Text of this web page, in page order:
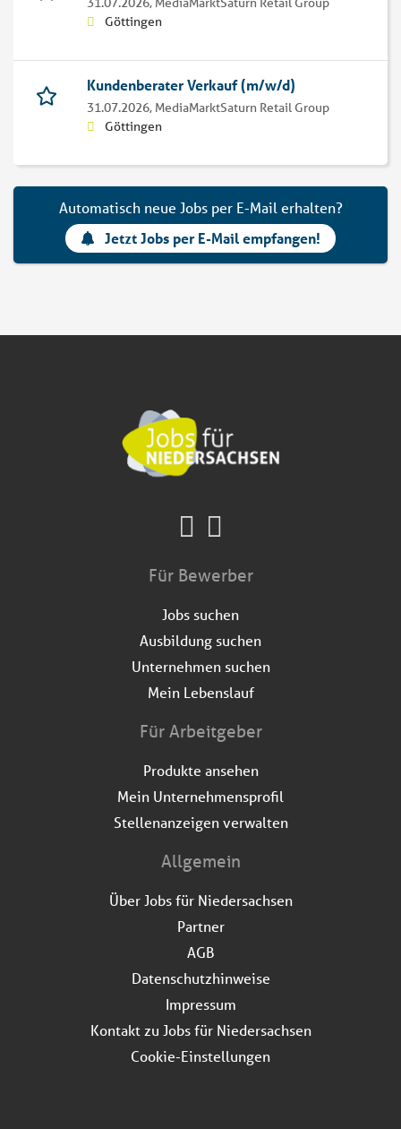
Göttingen
Kundenberater Verkauf (m/w/d)
31.07.2026, MediaMarktSaturn Retail Group
Göttingen
Automatisch neue Jobs per E-Mail erhalten?
Jetzt Jobs per E-Mail empfangen!
Für Bewerber
Jobs suchen
Ausbildung suchen
Unternehmen suchen
Mein Lebenslauf
Für Arbeitgeber
Produkte ansehen
Mein Unternehmensprofil
Stellenanzeigen verwalten
Allgemein
Über Jobs für Niedersachsen
Partner
AGB
Datenschutzhinweise
Impressum
Kontakt zu Jobs für Niedersachsen
Cookie-Einstellungen